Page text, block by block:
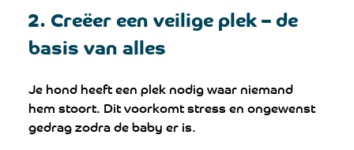
2. Creëer een veilige plek – de
basis van alles
Je hond heeft een plek nodig waar niemand
hem stoort. Dit voorkomt stress en ongewenst
gedrag zodra de baby er is.